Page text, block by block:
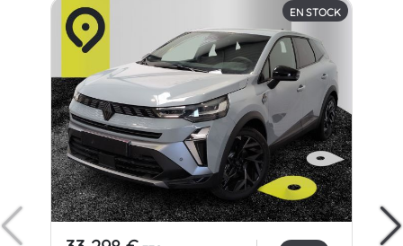
EN STOCK